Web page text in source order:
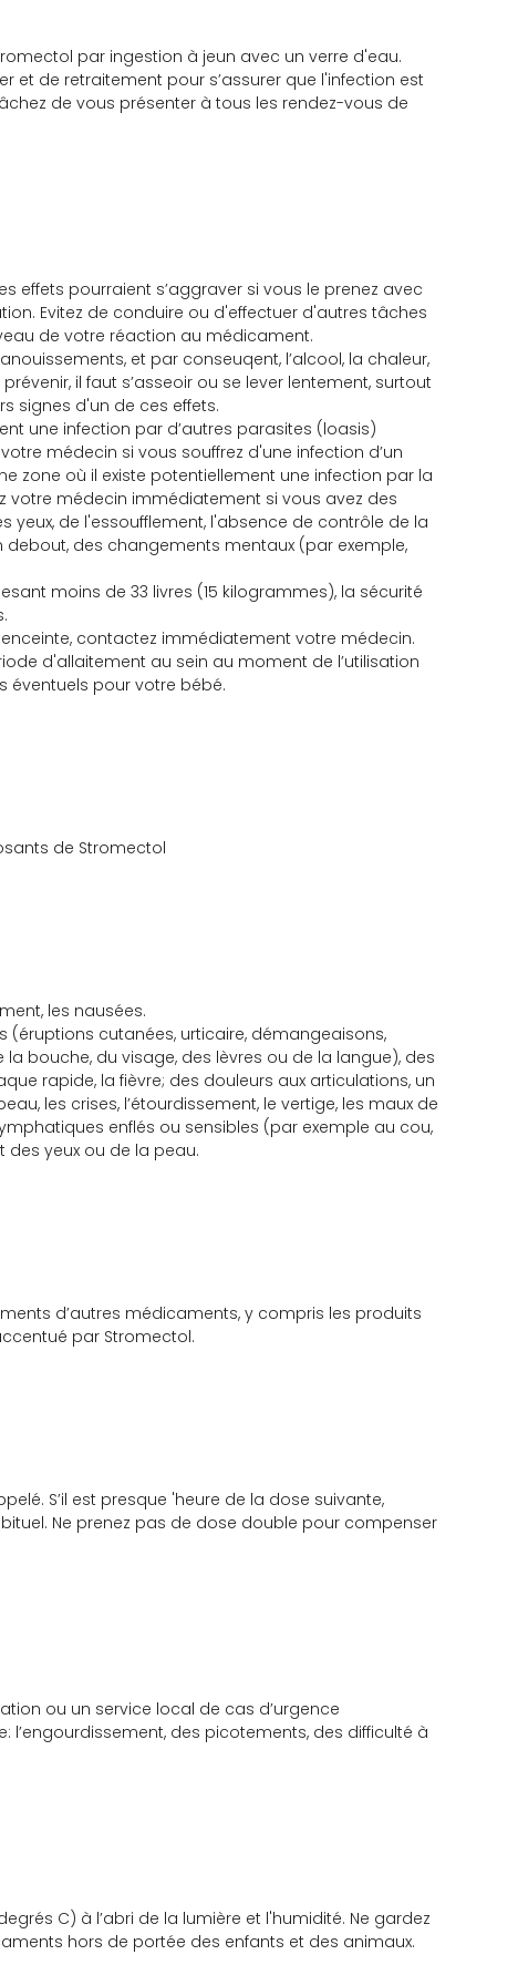
par ingestion à jeun avec un verre d'eau.
et de retraitement pour s’assurer que l'infection est
de vous présenter à tous les rendez-vous de
effets pourraient s’aggraver si vous le prenez avec
Evitez de conduire ou d'effectuer d'autres tâches
de votre réaction au médicament.
et par conseuqent, l’alcool, la chaleur,
il faut s’asseoir ou se lever lentement, surtout
signes d'un de ces effets.
une infection par d’autres parasites (loasis)
médecin si vous souffrez d'une infection d’un
zone où il existe potentiellement une infection par la
votre médecin immédiatement si vous avez des
de l'essoufflement, l'absence de contrôle de la
des changements mentaux (par exemple,
moins de 33 livres (15 kilogrammes), la sécurité
contactez immédiatement votre médecin.
d'allaitement au sein au moment de l’utilisation
éventuels pour votre bébé.
de Stromectol
les nausées.
cutanées, urticaire, démangeaisons,
bouche, du visage, des lèvres ou de la langue), des
rapide, la fièvre; des douleurs aux articulations, un
les crises, l’étourdissement, le vertige, les maux de
enflés ou sensibles (par exemple au cou,
des yeux ou de la peau.
d’autres médicaments, y compris les produits
par Stromectol.
S’il est presque 'heure de la dose suivante,
Ne prenez pas de dose double pour compenser
ou un service local de cas d’urgence
des picotements, des difficulté à
C) à l’abri de la lumière et l'humidité. Ne gardez
hors de portée des enfants et des animaux.